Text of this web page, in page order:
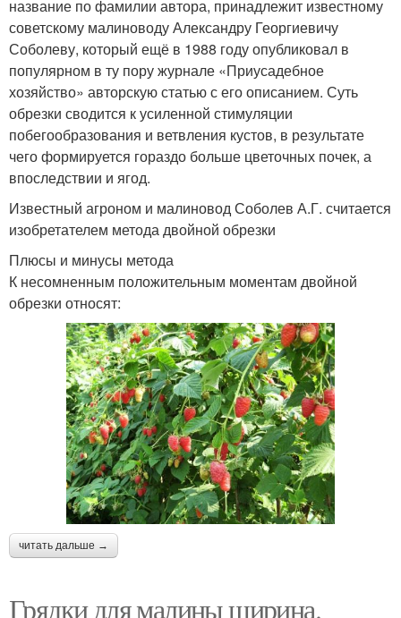
название по фамилии автора, принадлежит известному
советскому малиноводу Александру Георгиевичу
Соболеву, который ещё в 1988 году опубликовал в
популярном в ту пору журнале «Приусадебное
хозяйство» авторскую статью с его описанием. Суть
обрезки сводится к усиленной стимуляции
побегообразования и ветвления кустов, в результате
чего формируется гораздо больше цветочных почек, а
впоследствии и ягод.
Известный агроном и малиновод Соболев А.Г. считается
изобретателем метода двойной обрезки
Плюсы и минусы метода
К несомненным положительным моментам двойной
обрезки относят:
читать дальше →
Грядки для малины ширина.